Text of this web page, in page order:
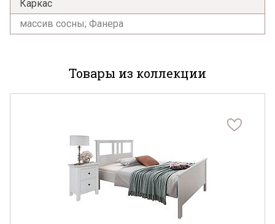
Каркас
массив сосны; Фанера
Товары из коллекции